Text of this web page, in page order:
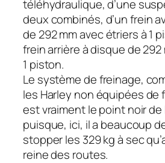
téléhydraulique, d’une
deux combinés, d’un frein
de 292 mm avec étriers à 1
frein arrière à disque de 292
1 piston.
Le système de freinage,
les Harley non équipées de
est vraiment le point noir de
puisque, ici, il a beaucoup
stopper les 329 kg à sec
reine des routes.